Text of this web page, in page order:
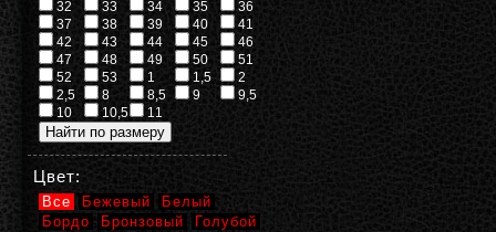
32 33 34 35
36
37
38 39 40
41
42
43 44 45
46
47
48 49 50
51
52
53 1 1,5
2
2,5
8 8,5 9
9,5
10
10,5 11
Цвет:
Все Бежевый
Белый
Бордо
Бронзовый
Голубой